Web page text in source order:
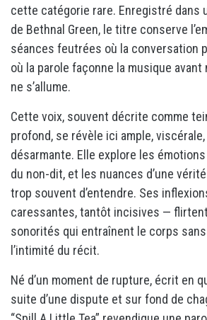
cette catégorie rare. Enregistré dans
de Bethnal Green, le titre conserve
séances feutrées où la conversation
où la parole façonne la musique
ne s’allume.
Cette voix, souvent décrite comme
profond, se révèle ici ample,
désarmante. Elle explore les
du non-dit, et les nuances d’une
trop souvent d’entendre. Ses
caressantes, tantôt incisives —
sonorités qui entraînent le corps
l’intimité du récit.
Né d’un moment de rupture, écrit en
suite d’une dispute et sur fond de